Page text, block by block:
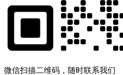
微信扫描二维码，随时联系我们